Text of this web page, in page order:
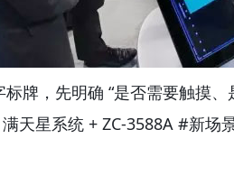
牌，先明确 “是否需要触摸
天星系统 + ZC-3588A #新场